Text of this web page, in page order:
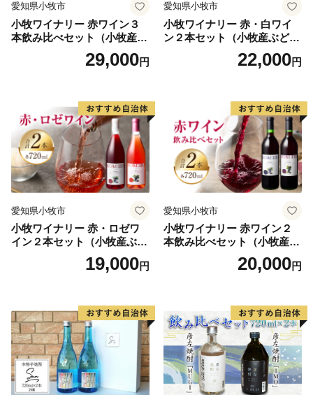
電話番号： 050-5530-6839（受付時間9:00～17:00 土
日・祝日除く）
鹿島市役所 広報企画課 広報企画係（849-1312 佐賀県鹿
島市大字納富分2643番地1）
電話番号： 0954-63-2101 （受付時間8:30～17:15
土・日・祝除く）
メールアドレス：furusato@city.saga-kashima.lg.jp
愛知県小牧市
小牧ワイナリー 赤ワイン３
本飲み比べセット（小牧産ぶ
どう100％使用）29,000円
愛知県小牧市
小牧ワイナリー 赤・白ワイ
ン２本セット（小牧産ぶどう
22,000円
愛知県小牧市
小牧ワイナリー 赤・ロゼワ
イン２本セット（小牧産ぶど
19,000円
愛知県小牧市
小牧ワイナリー 赤ワイン２
本飲み比べセット（小牧産ぶ
どう100％使用）20,000円